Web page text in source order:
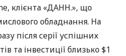
клієнта «ДАНН.», що
обладнання. На
після серії успішних
та інвестиції близько $1